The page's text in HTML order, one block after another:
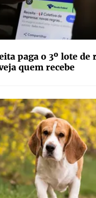
paga o 3º lote de
quem recebe